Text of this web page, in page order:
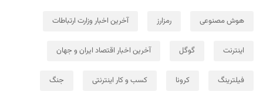
هوش مصنوعی رمزارز آخرین اخبار وزارت ارتباطات
اینترنت گوگل آخرین اخبار اقتصاد ایران و جهان
فیلترینگ کرونا کسب و کار اینترنتی جنگ